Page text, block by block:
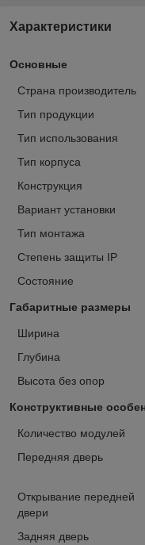
Характеристики
Основные
Страна производитель
Тип продукции
Тип использования
Тип корпуса
Конструкция
Вариант установки
Тип монтажа
Степень защиты IP
Состояние
Габаритные размеры
Ширина
Глубина
Высота без опор
Конструктивные
Количество модулей
Передняя дверь
Открывание передней
двери
Задняя дверь